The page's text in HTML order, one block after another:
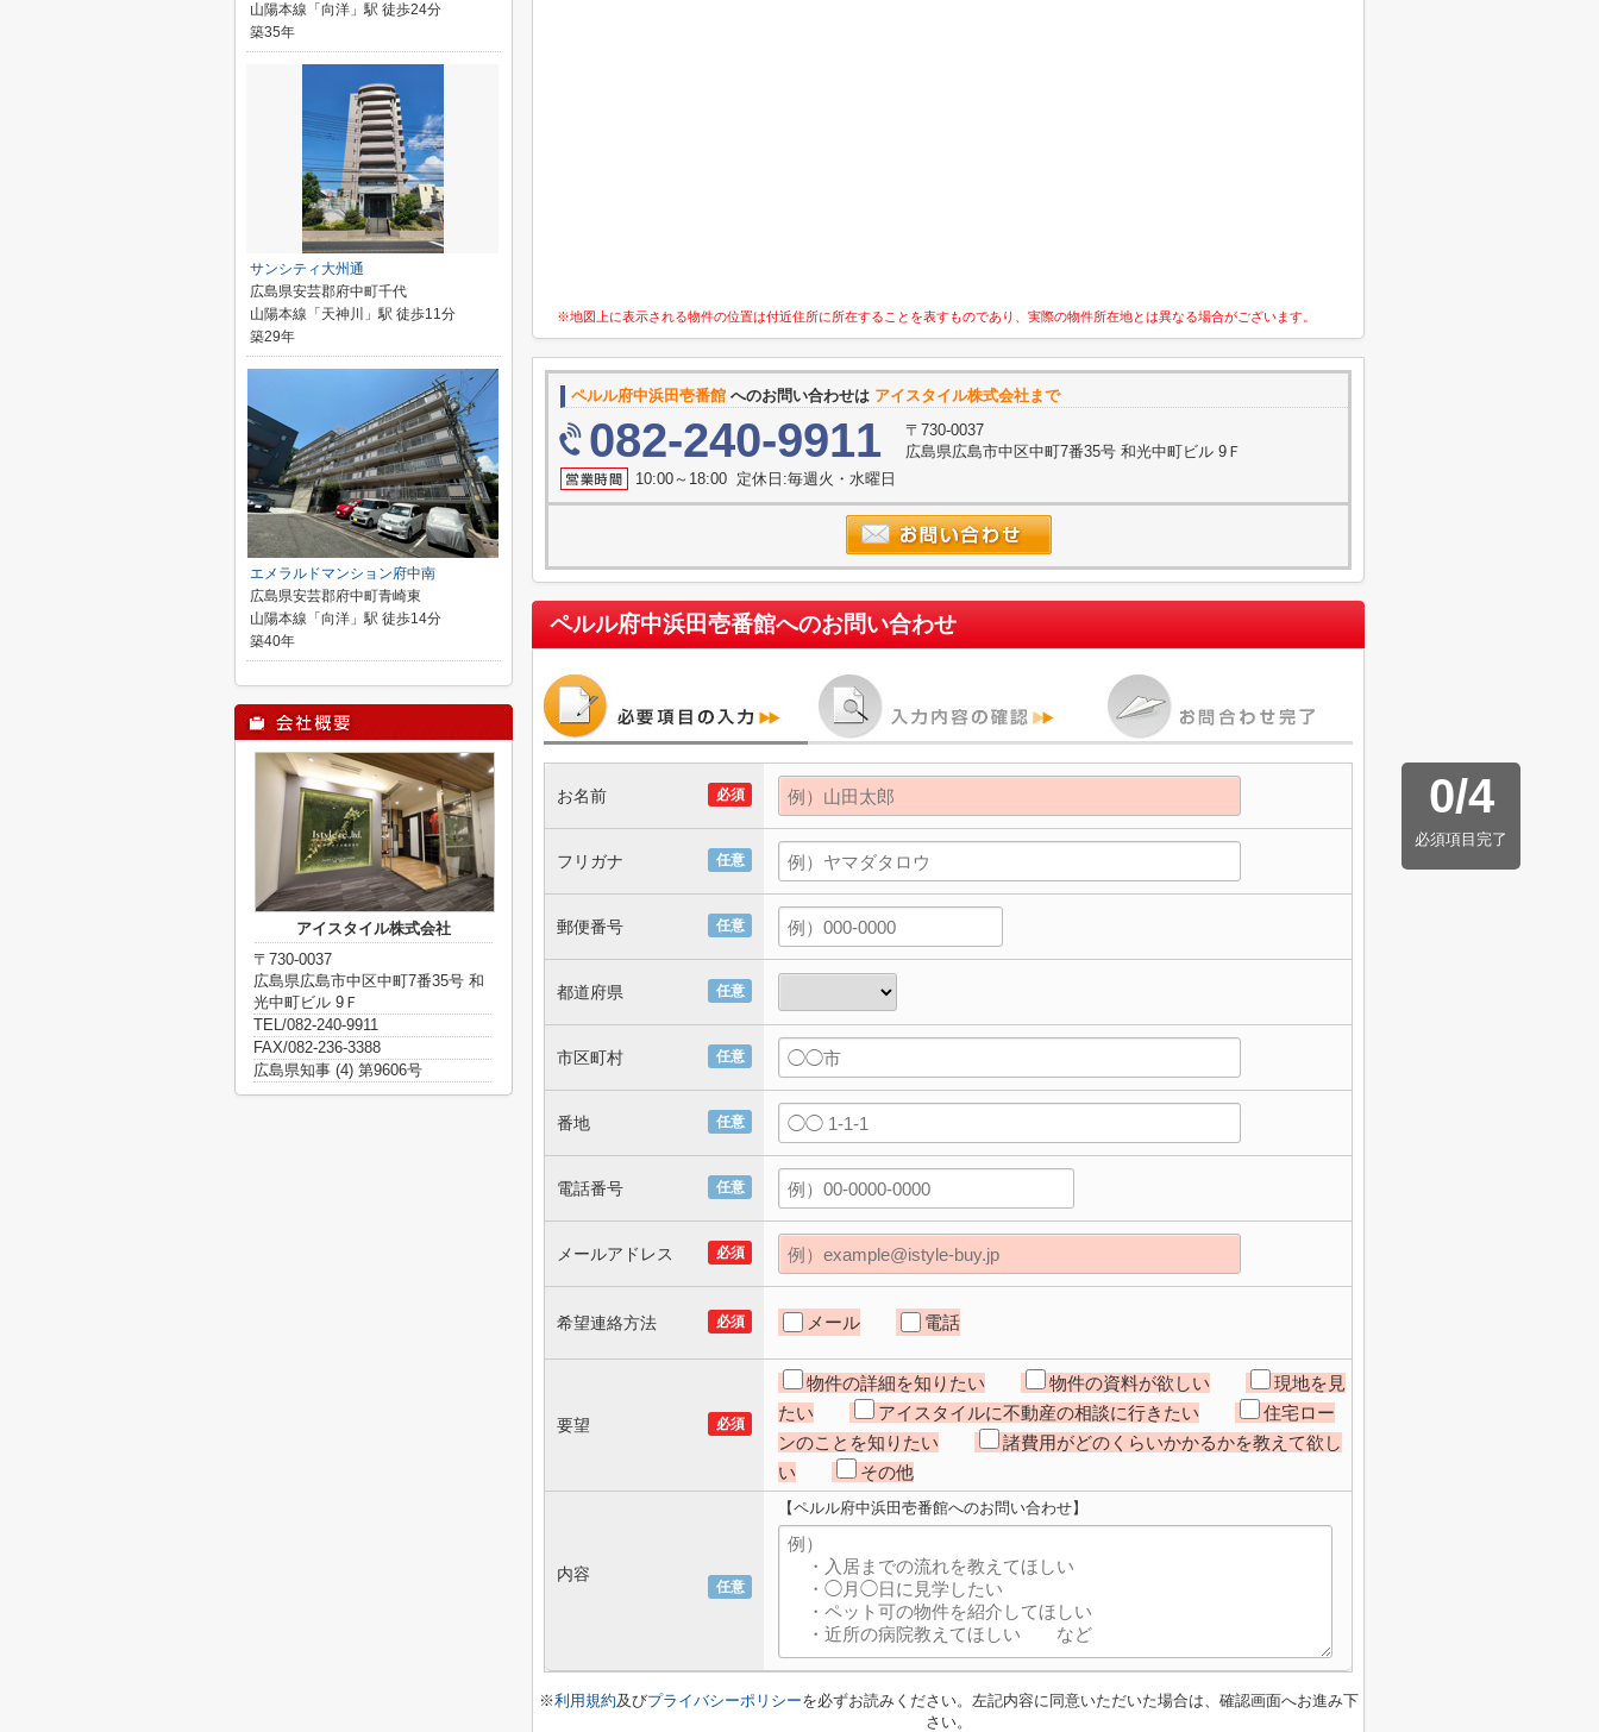
※地図上に表示される物件の位置は付近住所に所在することを表すものであり、実際の物件所在地とは異なる場合がございます。
ペルル府中浜田壱番館 へのお問い合わせは アイスタイル株式会社まで
082-240-9911
〒730-0037
広島県広島市中区中町7番35号 和光中町ビル 9Ｆ
10:00～18:00 定休日:毎週火・水曜日
ペルル府中浜田壱番館へのお問い合わせ
0/4
必須項目完了
必須
お名前
任意
フリガナ
任意
郵便番号
任意
都道府県
任意
市区町村
任意
番地
任意
電話番号
必須
メールアドレス
必須
希望連絡方法 メール 電話
必須
要望
物件の詳細を知りたい 物件の資料が欲しい
現地を見
たい
アイスタイルに不動産の相談に行きたい
住宅ロー
ンのことを知りたい
諸費用がどのくらいかかるかを教えて欲し
い
その他
任意
内容
【ペルル府中浜田壱番館へのお問い合わせ】
※利用規約及びプライバシーポリシーを必ずお読みください。左記内容に同意いただいた場合は、確認画面へお進み下
さい。
山陽本線「向洋」駅 徒歩24分
築35年
サンシティ大州通
広島県安芸郡府中町千代
山陽本線「天神川」駅 徒歩11分
築29年
エメラルドマンション府中南
広島県安芸郡府中町青崎東
山陽本線「向洋」駅 徒歩14分
築40年
アイスタイル株式会社
〒730-0037
広島県広島市中区中町7番35号 和
光中町ビル 9Ｆ
TEL/082-240-9911
FAX/082-236-3388
広島県知事 (4) 第9606号